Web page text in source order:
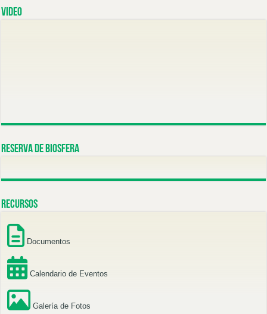
Video
Reserva de Biosfera
Recursos
Documentos
Calendario de Eventos
Galería de Fotos